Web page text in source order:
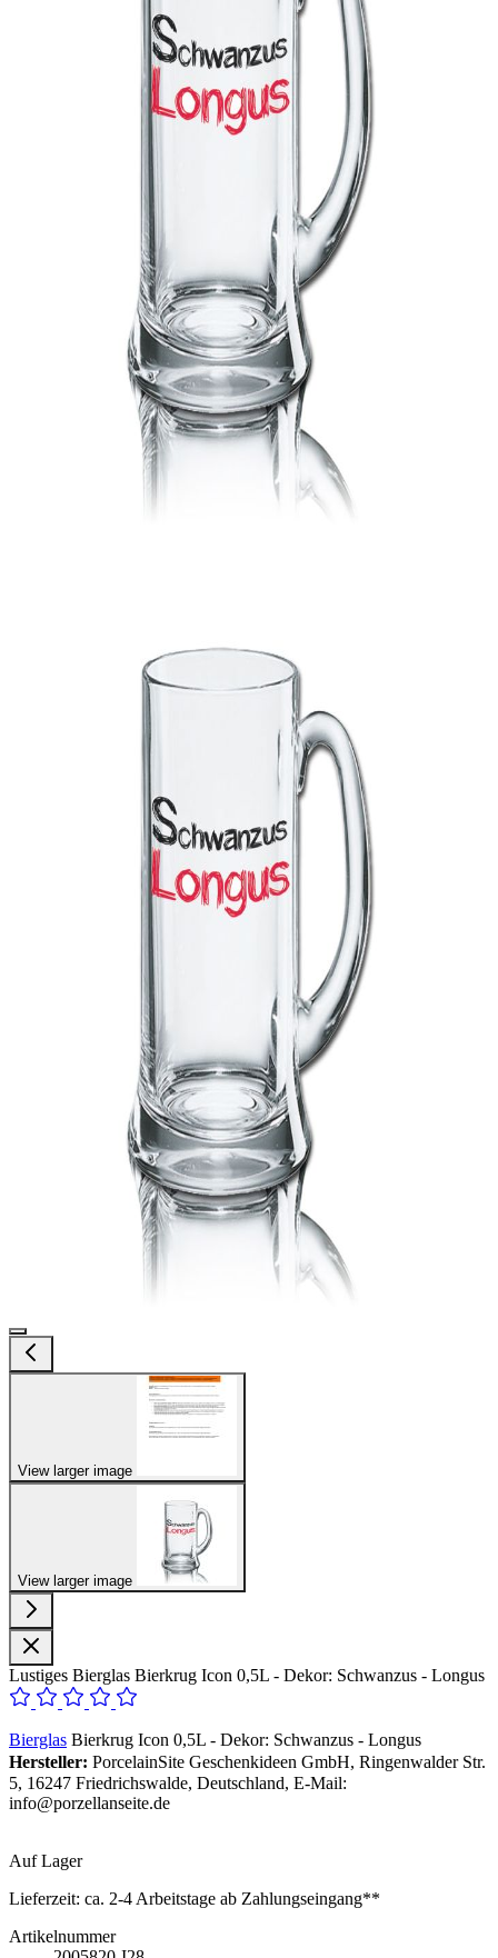
View larger image
View larger image
Lustiges Bierglas Bierkrug Icon 0,5L - Dekor: Schwanzus - Longus
Bierglas Bierkrug Icon 0,5L - Dekor: Schwanzus - Longus
Hersteller: PorcelainSite Geschenkideen GmbH, Ringenwalder Str.
5, 16247 Friedrichswalde, Deutschland, E-Mail:
info@porzellanseite.de
Auf Lager
Lieferzeit: ca. 2-4 Arbeitstage ab Zahlungseingang**
Artikelnummer